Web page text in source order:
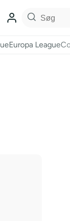
Europa League